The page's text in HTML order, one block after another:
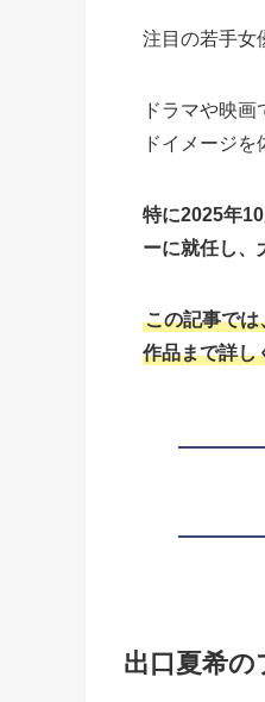
注目の若手女
ドラマや映
ドイメージを
特に2025年
ーに就任し、
この記事では
作品まで詳し
出口夏希